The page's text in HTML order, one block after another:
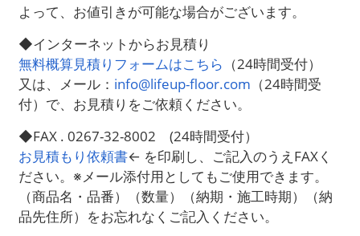
よって、お値引きが可能な場合がございます。
◆インターネットからお見積り
無料概算見積りフォームはこちら （24時間受付）
又は、メール： info@lifeup-floor.com （24時間受
付）で、お見積りをご依頼ください。
◆FAX . 0267-32-8002 (24時間受付）
お見積もり依頼書← を印刷し、ご記入のうえFAXく
ださい。※メール添付用としてもご使用できます。
（商品名・品番）（数量）
（納期・施工時期）（納
品先住所）をお忘れなくご記入ください。